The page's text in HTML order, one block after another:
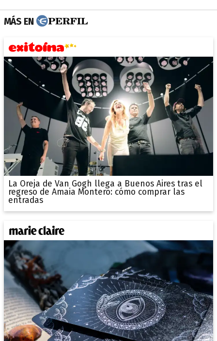
MÁS EN
La Oreja de Van Gogh llega a Buenos Aires tras el
regreso de Amaia Montero: cómo comprar las
entradas